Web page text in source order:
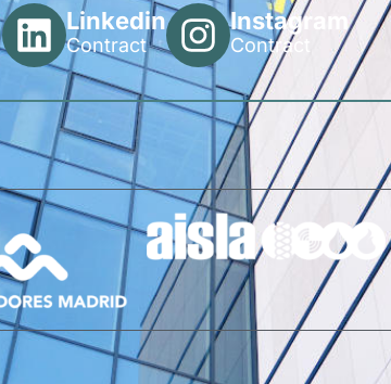
Linkedin
Contract
Instagram
Contract